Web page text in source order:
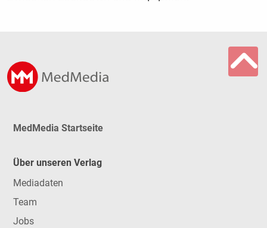
MedMedia Startseite
Über unseren Verlag
Mediadaten
Team
Jobs